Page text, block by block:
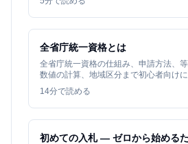
全省庁統一資格とは
全省庁統一資格の仕組み、申請方法、
数値の計算、地域区分まで初心者向けに
14分で読める
初めての入札 — ゼロから始める